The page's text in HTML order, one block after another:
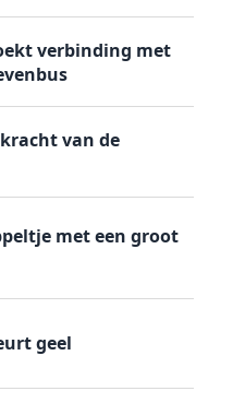
verbinding met
van de
met een groot
geel